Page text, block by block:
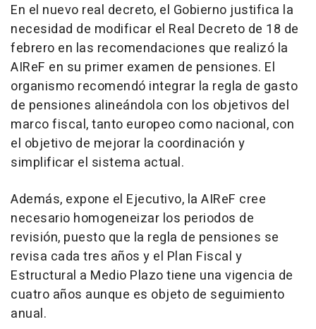
En el nuevo real decreto, el Gobierno justifica la
necesidad de modificar el Real Decreto de 18 de
febrero en las recomendaciones que realizó la
AIReF en su primer examen de pensiones. El
organismo recomendó integrar la regla de gasto
de pensiones alineándola con los objetivos del
marco fiscal, tanto europeo como nacional, con
el objetivo de mejorar la coordinación y
simplificar el sistema actual.
Además, expone el Ejecutivo, la AIReF cree
necesario homogeneizar los periodos de
revisión, puesto que la regla de pensiones se
revisa cada tres años y el Plan Fiscal y
Estructural a Medio Plazo tiene una vigencia de
cuatro años aunque es objeto de seguimiento
anual.